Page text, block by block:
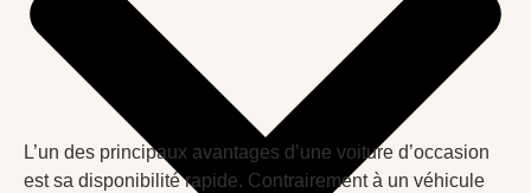
L’un des principaux avantages d’une voiture d’occasion
est sa disponibilité rapide. Contrairement à un véhicule